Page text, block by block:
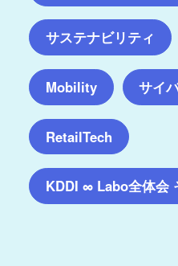
サステナビリティ
Mobility サイ
RetailTech
KDDI ∞ Labo全体会